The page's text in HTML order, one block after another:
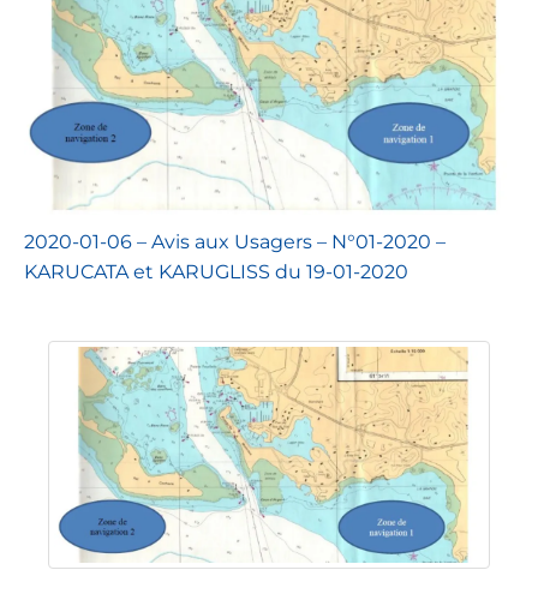
2020-01-06 – Avis aux Usagers – N°01-2020 –
KARUCATA et KARUGLISS du 19-01-2020